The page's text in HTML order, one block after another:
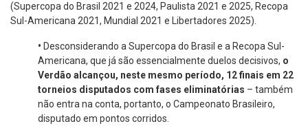
(Supercopa do Brasil 2021 e 2024, Paulista 2021 e 2025, Recopa
Sul-Americana 2021, Mundial 2021 e Libertadores 2025).
• Desconsiderando a Supercopa do Brasil e a Recopa Sul-
Americana, que já são essencialmente duelos decisivos, o
Verdão alcançou, neste mesmo período, 12 finais em 22
torneios disputados com fases eliminatórias – também
não entra na conta, portanto, o Campeonato Brasileiro,
disputado em pontos corridos.